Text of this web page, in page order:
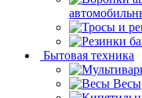
Бытовая техника
Весы